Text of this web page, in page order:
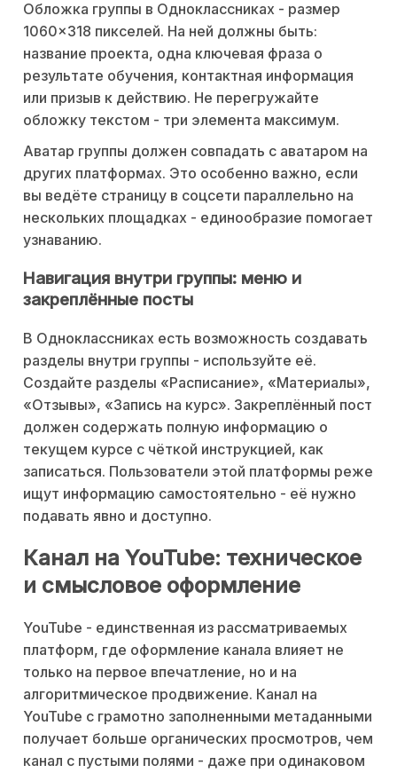
Обложка группы в Одноклассниках - размер
1060×318 пикселей. На ней должны быть:
название проекта, одна ключевая фраза о
результате обучения, контактная информация
или призыв к действию. Не перегружайте
обложку текстом - три элемента максимум.
Аватар группы должен совпадать с аватаром на
других платформах. Это особенно важно, если
вы ведёте страницу в соцсети параллельно на
нескольких площадках - единообразие помогает
узнаванию.
Навигация внутри группы: меню и
закреплённые посты
В Одноклассниках есть возможность создавать
разделы внутри группы - используйте её.
Создайте разделы «Расписание», «Материалы»,
«Отзывы», «Запись на курс». Закреплённый пост
должен содержать полную информацию о
текущем курсе с чёткой инструкцией, как
записаться. Пользователи этой платформы реже
ищут информацию самостоятельно - её нужно
подавать явно и доступно.
Канал на YouTube: техническое
и смысловое оформление
YouTube - единственная из рассматриваемых
платформ, где оформление канала влияет не
только на первое впечатление, но и на
алгоритмическое продвижение. Канал на
YouTube с грамотно заполненными метаданными
получает больше органических просмотров, чем
канал с пустыми полями - даже при одинаковом